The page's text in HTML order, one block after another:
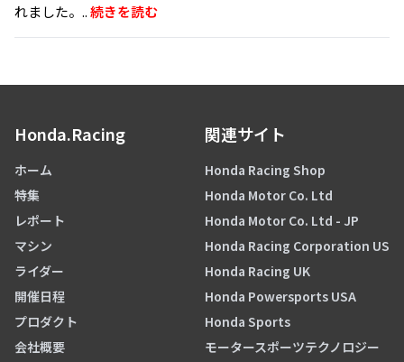
れました。..続きを読む
Honda.Racing
ホーム
特集
レポート
マシン
ライダー
開催日程
プロダクト
会社概要
関連サイト
Honda Racing Shop
Honda Motor Co. Ltd
Honda Motor Co. Ltd - JP
Honda Racing Corporation US
Honda Racing UK
Honda Powersports USA
Honda Sports
モータースポーツテクノロジー